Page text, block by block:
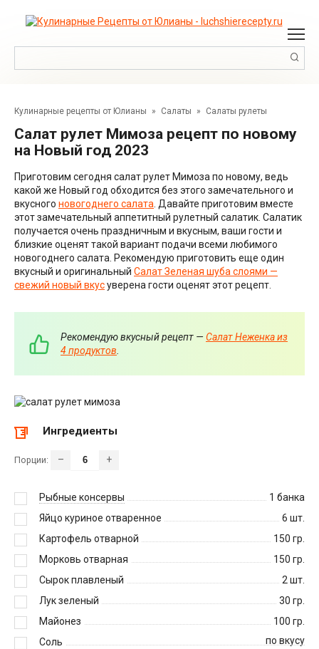
Кулинарные рецепты от Юлианы » Салаты » Салаты рулеты
Салат рулет Мимоза рецепт по новому
на Новый год 2023
Приготовим сегодня салат рулет Мимоза по новому, ведь
какой же Новый год обходится без этого замечательного и
вкусного новогоднего салата . Давайте приготовим вместе
этот замечательный аппетитный рулетный салатик. Салатик
получается очень праздничным и вкусным, ваши гости и
близкие оценят такой вариант подачи всеми любимого
новогоднего салата. Рекомендую приготовить еще один
вкусный и оригинальный Салат Зеленая шуба слоями —
свежий новый вкусуверена гости оценят этот рецепт.
Рекомендую вкусный рецепт — Салат Неженка из
4 продуктов
Ингредиенты
Порции: – +
Рыбные консервы 1 банка
Яйцо куриное отваренное
6 шт.
Картофель отварной
150 гр.
Морковь отварная
150 гр.
Сырок плавленый
2 шт.
Лук зеленый
30 гр.
Майонез
100 гр.
Соль
по вкусу